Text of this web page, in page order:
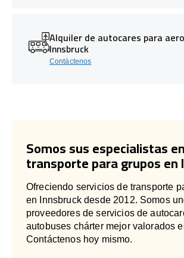
Alquiler de autocares para
Innsbruck
Contáctenos
Somos sus especialistas en
transporte para grupos en
Ofreciendo servicios de transporte
en Innsbruck desde 2012. Somos
proveedores de servicios de
autobuses chárter mejor valorados
Contáctenos hoy mismo.